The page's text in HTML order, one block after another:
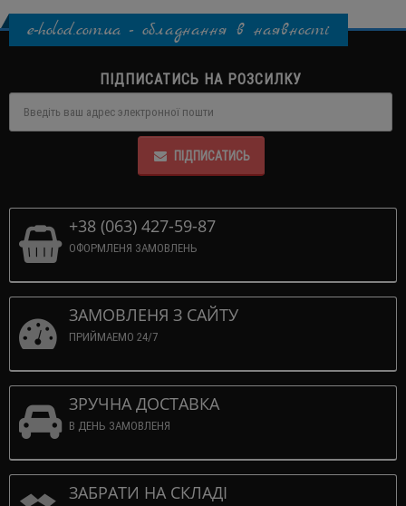
e-holod.com.ua - обладнання в наявності
ПІДПИСАТИСЬ НА РОЗСИЛКУ
ПІДПИСАТИСЬ
+38 (063) 427-59-87
ОФОРМЛЕНЯ ЗАМОВЛЕНЬ
ЗАМОВЛЕНЯ З САЙТУ
ПРИЙМАЕМО 24/7
ЗРУЧНА ДОСТАВКА
В ДЕНЬ ЗАМОВЛЕНЯ
ЗАБРАТИ НА СКЛАДІ